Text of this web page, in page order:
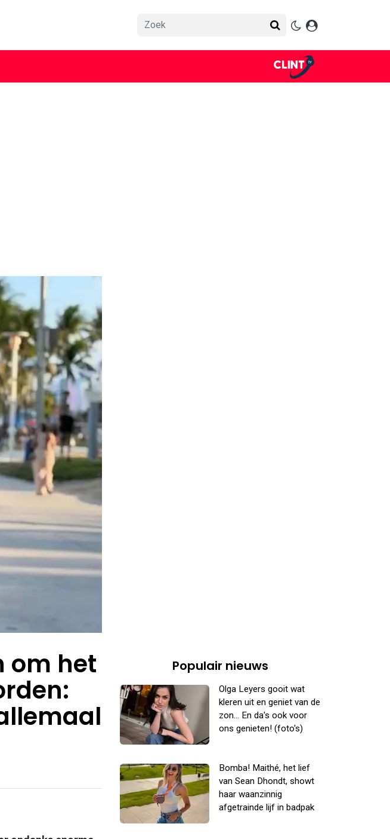
om het Populair nieuws
Olga Leyers gooit wat
kleren uit en geniet van de
zon... En da's ook voor
ons genieten! (foto's)
Bomba! Maithé, het lief
van Sean Dhondt, showt
haar waanzinnig
afgetrainde lijf in badpak